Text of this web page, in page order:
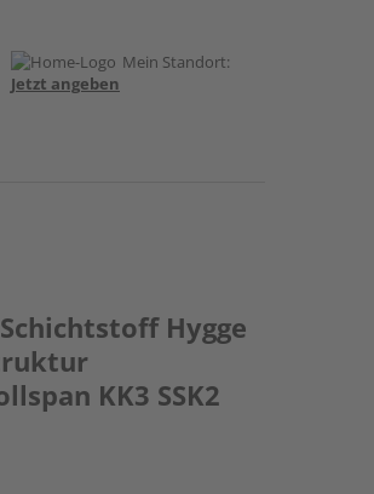
Mein Standort:
Jetzt angeben
Hygge
KK3 SSK2